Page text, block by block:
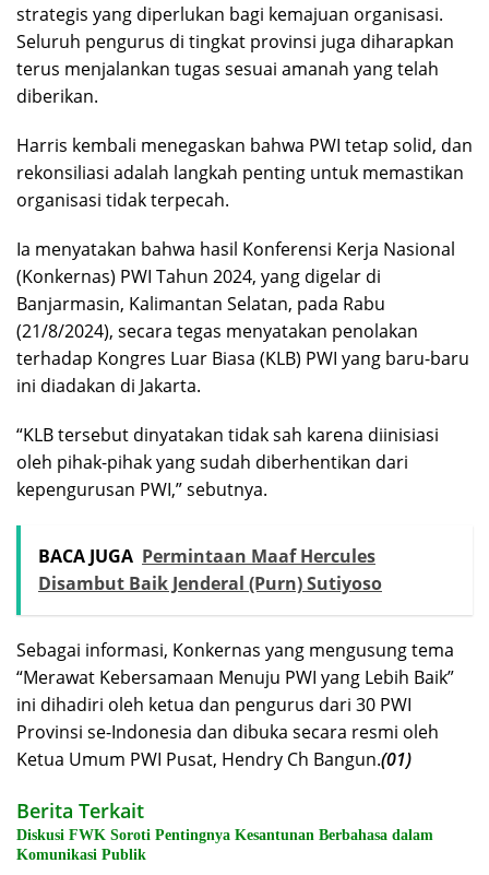
strategis yang diperlukan bagi kemajuan organisasi.
Seluruh pengurus di tingkat provinsi juga diharapkan
terus menjalankan tugas sesuai amanah yang telah
diberikan.
Harris kembali menegaskan bahwa PWI tetap solid, dan
rekonsiliasi adalah langkah penting untuk memastikan
organisasi tidak terpecah.
Ia menyatakan bahwa hasil Konferensi Kerja Nasional
(Konkernas) PWI Tahun 2024, yang digelar di
Banjarmasin, Kalimantan Selatan, pada Rabu
(21/8/2024), secara tegas menyatakan penolakan
terhadap Kongres Luar Biasa (KLB) PWI yang baru-baru
ini diadakan di Jakarta.
“KLB tersebut dinyatakan tidak sah karena diinisiasi
oleh pihak-pihak yang sudah diberhentikan dari
kepengurusan PWI,” sebutnya.
BACA JUGA Permintaan Maaf Hercules
Disambut Baik Jenderal (Purn) Sutiyoso
Sebagai informasi, Konkernas yang mengusung tema
“Merawat Kebersamaan Menuju PWI yang Lebih Baik”
ini dihadiri oleh ketua dan pengurus dari 30 PWI
Provinsi se-Indonesia dan dibuka secara resmi oleh
Ketua Umum PWI Pusat, Hendry Ch Bangun.(01)
Berita Terkait
Diskusi FWK Soroti Pentingnya Kesantunan Berbahasa dalam
Komunikasi Publik